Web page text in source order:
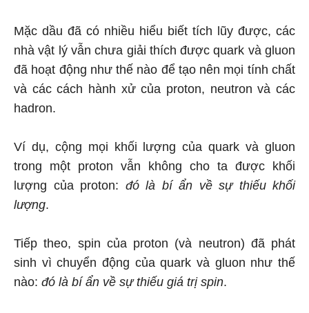
Mặc dầu đã có nhiều hiểu biết tích lũy được, các
nhà vật lý vẫn chưa giải thích được quark và gluon
đã hoạt động như thế nào để tạo nên mọi tính chất
và các cách hành xử của proton, neutron và các
hadron.
Ví dụ, cộng mọi khối lượng của quark và gluon
trong một proton vẫn không cho ta được khối
lượng của proton: đó là bí ẩn về sự thiếu khối
lượng.
Tiếp theo, spin của proton (và neutron) đã phát
sinh vì chuyển động của quark và gluon như thế
nào: đó là bí ẩn về sự thiếu giá trị spin.